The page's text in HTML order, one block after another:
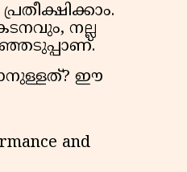
നല്ല
ഈ
and